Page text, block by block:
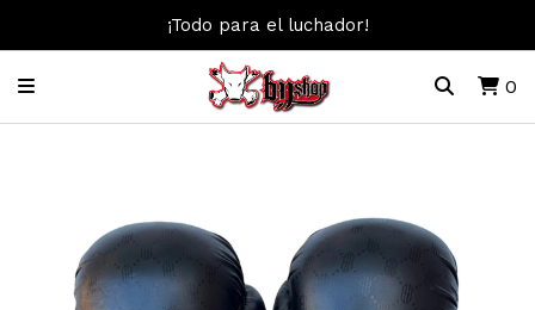
¡Todo para el luchador!
0